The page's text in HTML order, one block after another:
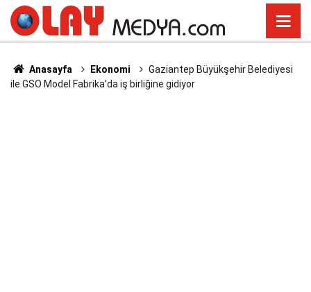
Anasayfa Ekonomi
Gaziantep Büyükşehir Belediyesi
ile GSO Model Fabrika’da iş birliğine gidiyor